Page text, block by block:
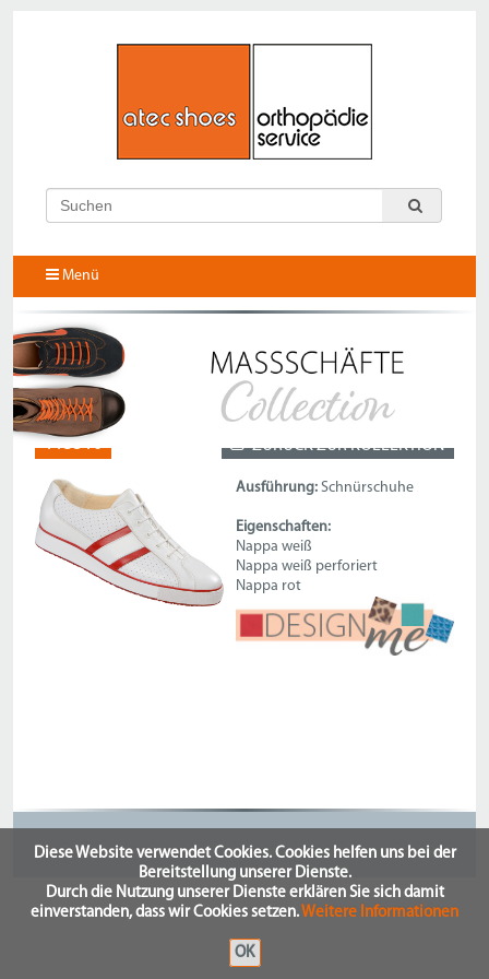
Diese Website verwendet Cookies. Cookies helfen uns bei der
Bereitstellung unserer Dienste.
Durch die Nutzung unserer Dienste erklären Sie sich damit
einverstanden, dass wir Cookies setzen. Weitere Informationen
OK
Menü
ZURÜCK ZUR KOLLEKTION
113510
Ausführung: Schnürschuhe
Eigenschaften:
Nappa weiß
Nappa weiß perforiert
Nappa rot